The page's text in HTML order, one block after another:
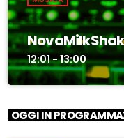
12:01 - 13:00
OGGI IN